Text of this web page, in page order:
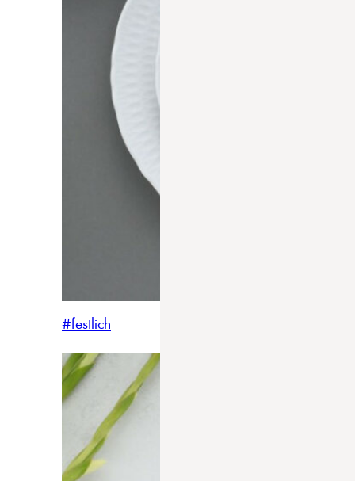
#festlich